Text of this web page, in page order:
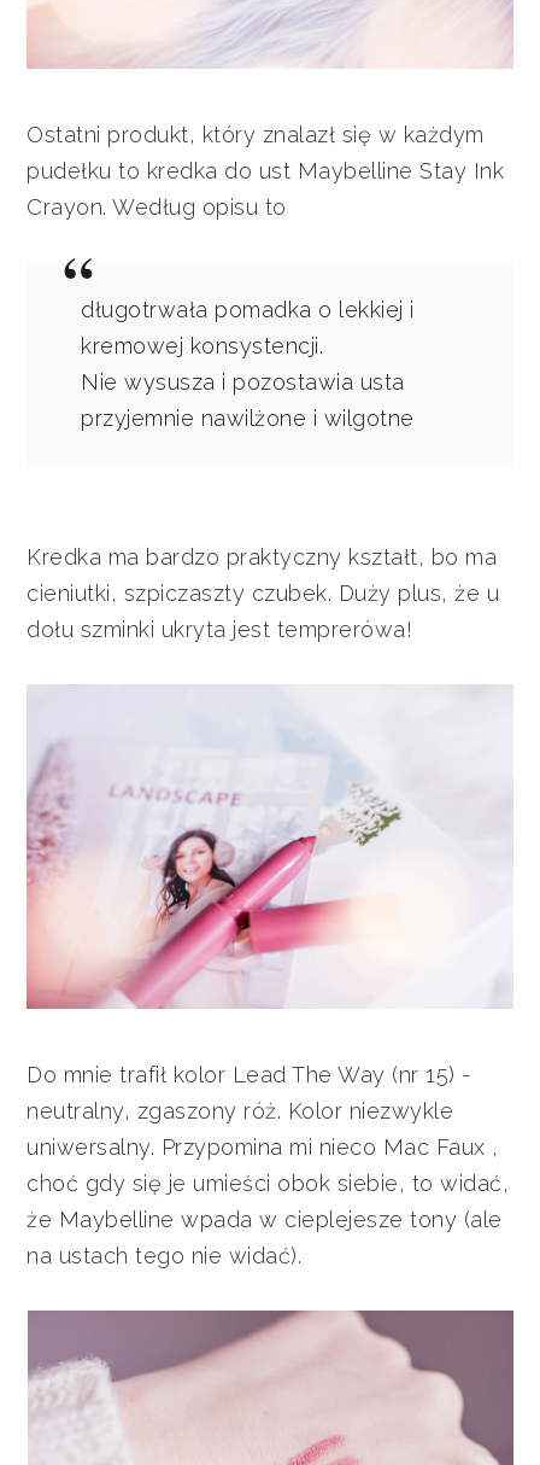
Ostatni produkt, który znalazł się w każdym
pudełku to kredka do ust Maybelline Stay Ink
Crayon. Według opisu to
długotrwała pomadka o lekkiej i
kremowej konsystencji.
Nie wysusza i pozostawia usta
przyjemnie nawilżone i wilgotne
Kredka ma bardzo praktyczny kształt, bo ma
cieniutki, szpiczaszty czubek. Duży plus, że u
dołu szminki ukryta jest temprerówa!
Do mnie trafił kolor Lead The Way (nr 15) -
neutralny, zgaszony róż. Kolor niezwykle
uniwersalny. Przypomina mi nieco Mac Faux ,
choć gdy się je umieści obok siebie, to widać,
że Maybelline wpada w cieplejesze tony (ale
na ustach tego nie widać).